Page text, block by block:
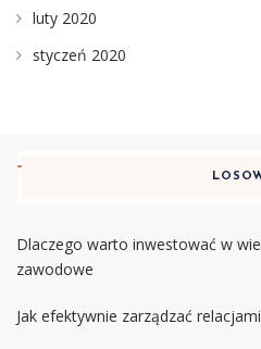
luty 2020
styczeń 2020
Dlaczego warto inwestować w
zawodowe
Jak efektywnie zarządzać